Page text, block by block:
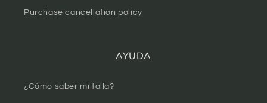
Purchase cancellation policy
AYUDA
¿Cómo saber mi talla?